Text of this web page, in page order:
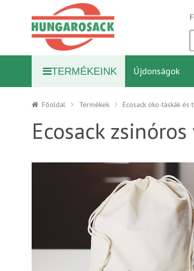
TERMÉKEINK Újdonságok
Főoldal Termékek Ecosack öko-táskák és
Ecosack